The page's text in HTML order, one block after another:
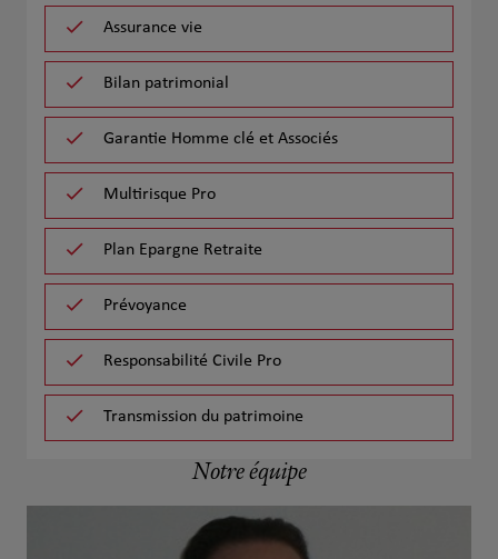
Assurance vie
Bilan patrimonial
Garantie Homme clé et Associés
Multirisque Pro
Plan Epargne Retraite
Prévoyance
Responsabilité Civile Pro
Transmission du patrimoine
Notre équipe